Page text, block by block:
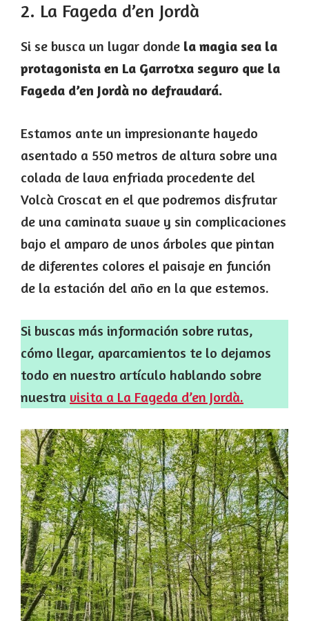
2. La Fageda d’en Jordà
Si se busca un lugar donde la magia sea la
protagonista en La Garrotxa seguro que la
Fageda d’en Jordà no defraudará.
Estamos ante un impresionante hayedo
asentado a 550 metros de altura sobre una
colada de lava enfriada procedente del
Volcà Croscat en el que podremos disfrutar
de una caminata suave y sin complicaciones
bajo el amparo de unos árboles que pintan
de diferentes colores el paisaje en función
de la estación del año en la que estemos.
Si buscas más información sobre rutas,
cómo llegar, aparcamientos te lo dejamos
todo en nuestro artículo hablando sobre
nuestra visita a La Fageda d’en Jordà.